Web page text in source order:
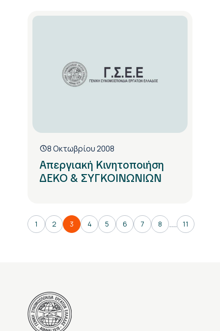
8 Οκτωβρίου 2008
Απεργιακή Κινητοποιήση
ΔΕΚΟ & ΣΥΓΚΟΙΝΩΝΙΩΝ
1 2 3 4 5 6 7 8 .... 11